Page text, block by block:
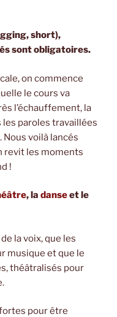
short),
sont obligatoires.
on commence
le cours va
l’échauffement, la
paroles travaillées
voilà lancés
revit les moments
!
, la danseet le
la voix, que les
musique et que le
théâtralisés pour
pour être